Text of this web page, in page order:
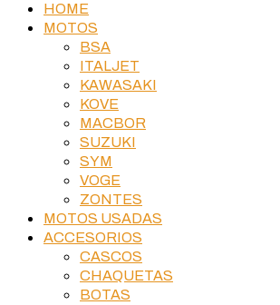
HOME
MOTOS
BSA
ITALJET
KAWASAKI
KOVE
MACBOR
SUZUKI
SYM
VOGE
ZONTES
MOTOS USADAS
ACCESORIOS
CASCOS
CHAQUETAS
BOTAS